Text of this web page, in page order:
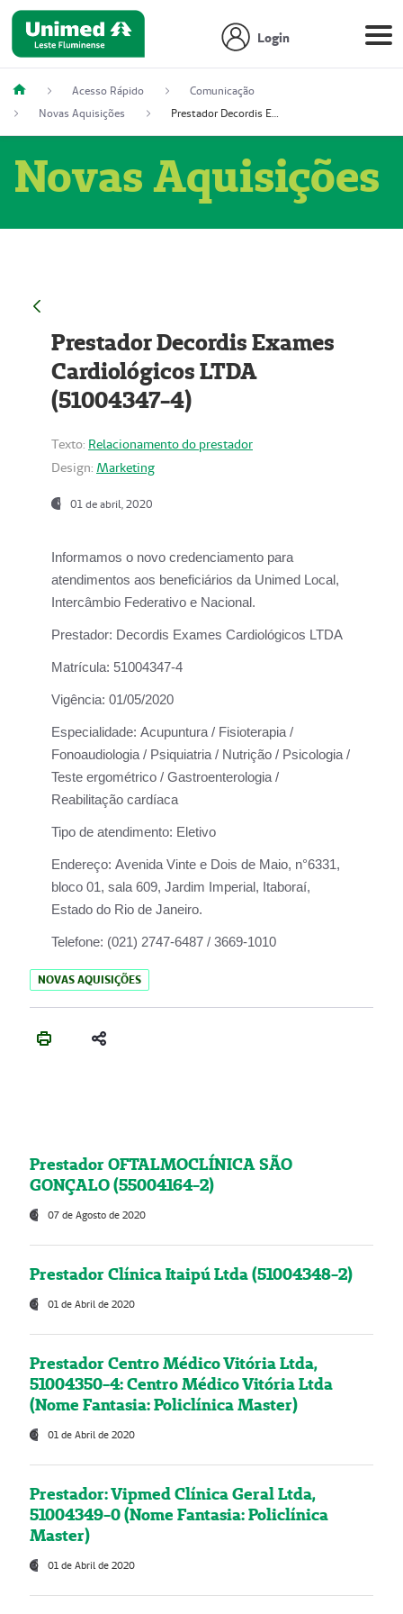
Login
Acesso Rápido
Comunicação
Novas Aquisições
Prestador Decordis Exames Cardiológicos LTDA (51004347-4)
Novas Aquisições
Prestador Decordis Exames
Cardiológicos LTDA
(51004347-4)
Texto: Relacionamento do prestador
Design: Marketing
01 de abril, 2020
Informamos o novo credenciamento para
atendimentos aos beneficiários da Unimed Local,
Intercâmbio Federativo e Nacional.
Prestador: Decordis Exames Cardiológicos LTDA
Matrícula: 51004347-4
Vigência: 01/05/2020
Especialidade: Acupuntura / Fisioterapia /
Fonoaudiologia / Psiquiatria / Nutrição / Psicologia /
Teste ergométrico / Gastroenterologia /
Reabilitação cardíaca
Tipo de atendimento: Eletivo
Endereço: Avenida Vinte e Dois de Maio, n°6331,
bloco 01, sala 609, Jardim Imperial, Itaboraí,
Estado do Rio de Janeiro.
Telefone: (021) 2747-6487 / 3669-1010
NOVAS AQUISIÇÕES
Prestador OFTALMOCLÍNICA SÃO
GONÇALO (55004164-2)
07 de Agosto de 2020
Prestador Clínica Itaipú Ltda (51004348-2)
01 de Abril de 2020
Prestador Centro Médico Vitória Ltda,
51004350-4: Centro Médico Vitória Ltda
(Nome Fantasia: Policlínica Master)
01 de Abril de 2020
Prestador: Vipmed Clínica Geral Ltda,
51004349-0 (Nome Fantasia: Policlínica
Master)
01 de Abril de 2020